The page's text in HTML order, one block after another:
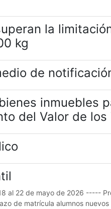
la
kg
de
inmuebles
del Valor de los
al 22 de mayo de 2026 -----
de matrícula alumnos